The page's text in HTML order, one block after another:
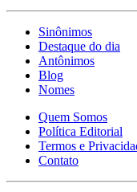
Sinônimos
Destaque do dia
Antônimos
Blog
Nomes
Quem Somos
Política Editorial
Termos e
Contato